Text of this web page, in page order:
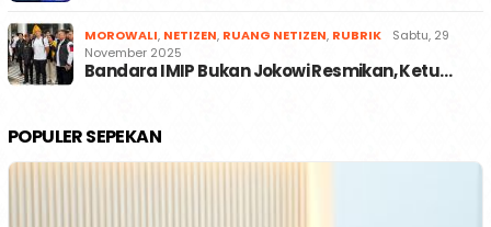
MOROWALI, NETIZEN, RUANG NETIZEN, RUBRIK
Sabtu, 29
November 2025
Bandara IMIP Bukan Jokowi Resmikan, Ketu…
POPULER SEPEKAN